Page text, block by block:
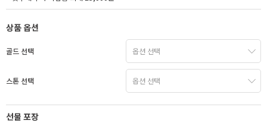
상품 옵션
골드 선택
스톤 선택
선물 포장